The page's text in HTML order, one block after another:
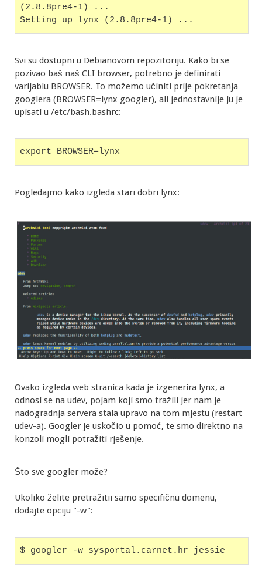
(2.8.8pre4-1) ...
Setting up lynx (2.8.8pre4-1) ...
Svi su dostupni u Debianovom repozitoriju. Kako bi se
pozivao baš naš CLI browser, potrebno je definirati
varijablu BROWSER. To možemo učiniti prije pokretanja
googlera (BROWSER=lynx googler), ali jednostavnije ju je
upisati u /etc/bash.bashrc:
export BROWSER=lynx
Pogledajmo kako izgleda stari dobri lynx:
Ovako izgleda web stranica kada je izgenerira lynx, a
odnosi se na udev, pojam koji smo tražili jer nam je
nadogradnja servera stala upravo na tom mjestu (restart
udev-a). Googler je uskočio u pomoć, te smo direktno na
konzoli mogli potražiti rješenje.
Što sve googler može?
Ukoliko želite pretražitii samo specifičnu domenu,
dodajte opciju "-w":
$ googler -w sysportal.carnet.hr jessie